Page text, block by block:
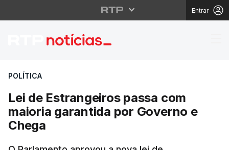
Entrar
Lei de Estrangeiros
POLÍTICA
Lei de Estrangeiros passa com
maioria garantida por Governo e
Chega